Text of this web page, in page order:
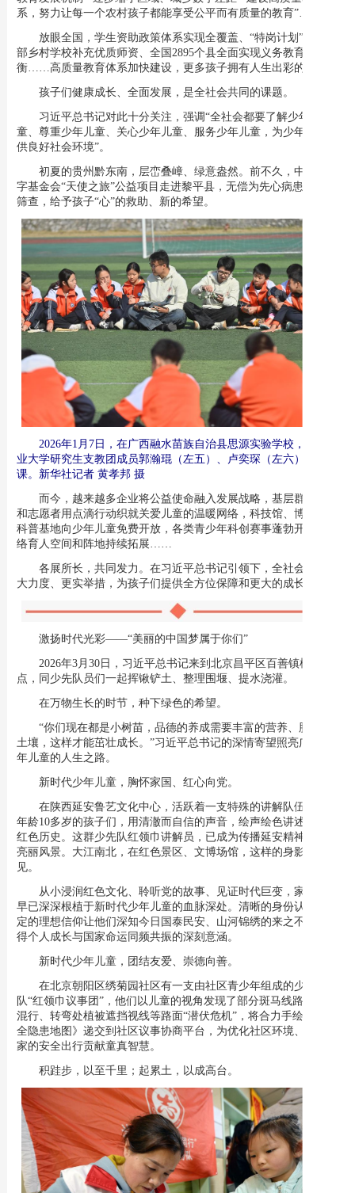
系，努力让每一个农村孩子都能享受公平而有质量的教育”……
放眼全国，学生资助政策体系实现全覆盖、“特岗计划”为中西
部乡村学校补充优质师资、全国2895个县全面实现义务教育基本均
衡……高质量教育体系加快建设，更多孩子拥有人生出彩的机会。
孩子们健康成长、全面发展，是全社会共同的课题。
习近平总书记对此十分关注，强调“全社会都要了解少年儿
童、尊重少年儿童、关心少年儿童、服务少年儿童，为少年儿童提
供良好社会环境”。
初夏的贵州黔东南，层峦叠嶂、绿意盎然。前不久，中国红十
字基金会“天使之旅”公益项目走进黎平县，无偿为先心病患儿开展
筛查，给予孩子“心”的救助、新的希望。
2026年1月7日，在广西融水苗族自治县思源实验学校，西北工
业大学研究生支教团成员郭瀚琨（左五）、卢奕琛（左六）在上
课。新华社记者 黄孝邦 摄
而今，越来越多企业将公益使命融入发展战略，基层群团组织
和志愿者用点滴行动织就关爱儿童的温暖网络，科技馆、博物馆、
科普基地向少年儿童免费开放，各类青少年科创赛事蓬勃开展，网
络育人空间和阵地持续拓展……
各展所长，共同发力。在习近平总书记引领下，全社会正以更
大力度、更实举措，为孩子们提供全方位保障和更大的成长空间。
激扬时代光彩——“美丽的中国梦属于你们”
2026年3月30日，习近平总书记来到北京昌平区百善镇植树
点，同少先队员们一起挥锹铲土、整理围堰、提水浇灌。
在万物生长的时节，种下绿色的希望。
“你们现在都是小树苗，品德的养成需要丰富的营养、肥沃的
土壤，这样才能茁壮成长。”习近平总书记的深情寄望照亮广大少
年儿童的人生之路。
新时代少年儿童，胸怀家国、红心向党。
在陕西延安鲁艺文化中心，活跃着一支特殊的讲解队伍。平均
年龄10多岁的孩子们，用清澈而自信的声音，绘声绘色讲述一段段
红色历史。这群少先队红领巾讲解员，已成为传播延安精神的一道
亮丽风景。大江南北，在红色景区、文博场馆，这样的身影愈发常
见。
从小浸润红色文化、聆听党的故事、见证时代巨变，家国情怀
早已深深根植于新时代少年儿童的血脉深处。清晰的身份认知、坚
定的理想信仰让他们深知今日国泰民安、山河锦绣的来之不易，懂
得个人成长与国家命运同频共振的深刻意涵。
新时代少年儿童，团结友爱、崇德向善。
在北京朝阳区绣菊园社区有一支由社区青少年组成的少先
队“红领巾议事团”，他们以儿童的视角发现了部分斑马线路段人车
混行、转弯处植被遮挡视线等路面“潜伏危机”，将合力手绘的《安
全隐患地图》递交到社区议事协商平台，为优化社区环境、保障大
家的安全出行贡献童真智慧。
积跬步，以至千里；起累土，以成高台。